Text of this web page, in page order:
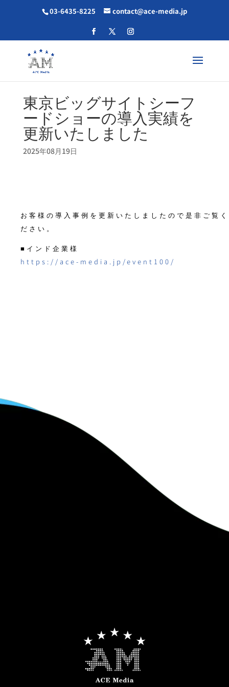
03-6435-8225 contact@ace-media.jp
東京ビッグサイトシーフ
ードショーの導入実績を
更新いたしました
2025年08月19日
お客様の導入事例を更新いたしましたので是非ご覧く
ださい。
■インド企業様
https://ace-media.jp/event100/